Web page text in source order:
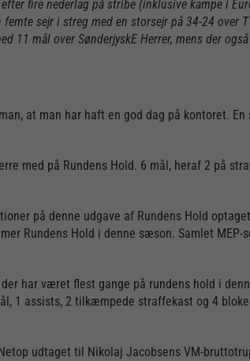
fire nederlag på stribe (inklusive kampe i
sejr i streg med en storsejr på 34-24
11 mål over SønderjyskE Herrer, mens der
at man har haft en god dag på kontoret.
med på Rundens Hold. 6 mål, heraf 2 på
på denne udgave af Rundens Hold
Rundens Hold i denne sæson. Samlet MEP-
har været flest gange på rundens hold i
1 assists, 2 tilkæmpede straffekast og 4
udtaget til Nikolaj Jacobsens VM-